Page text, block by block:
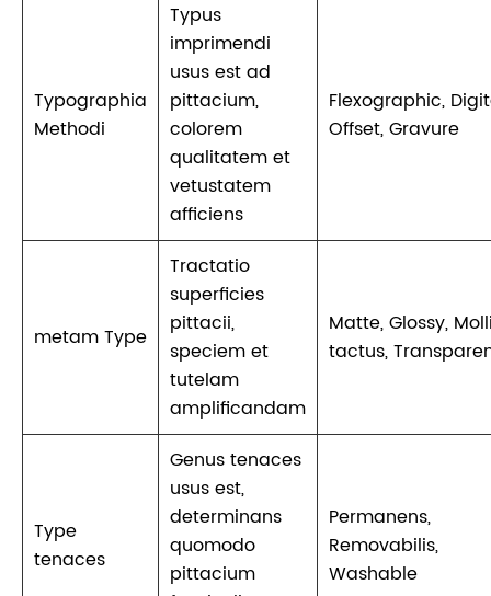
Typographia
Methodi
Typus
imprimendi
usus est ad
pittacium,
colorem
qualitatem et
vetustatem
afficiens
Flexographic,
Offset, Gravure
metam Type
Tractatio
superficies
pittacii,
speciem et
tutelam
amplificandam
Matte, Glossy,
tactus,
Type
tenaces
Genus tenaces
usus est,
determinans
quomodo
pittacium
Permanens,
Removabilis,
Washable